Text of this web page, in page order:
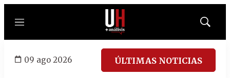
Menú
Mostrar
09 ago 2026 ÚLTIMAS NOTICIAS